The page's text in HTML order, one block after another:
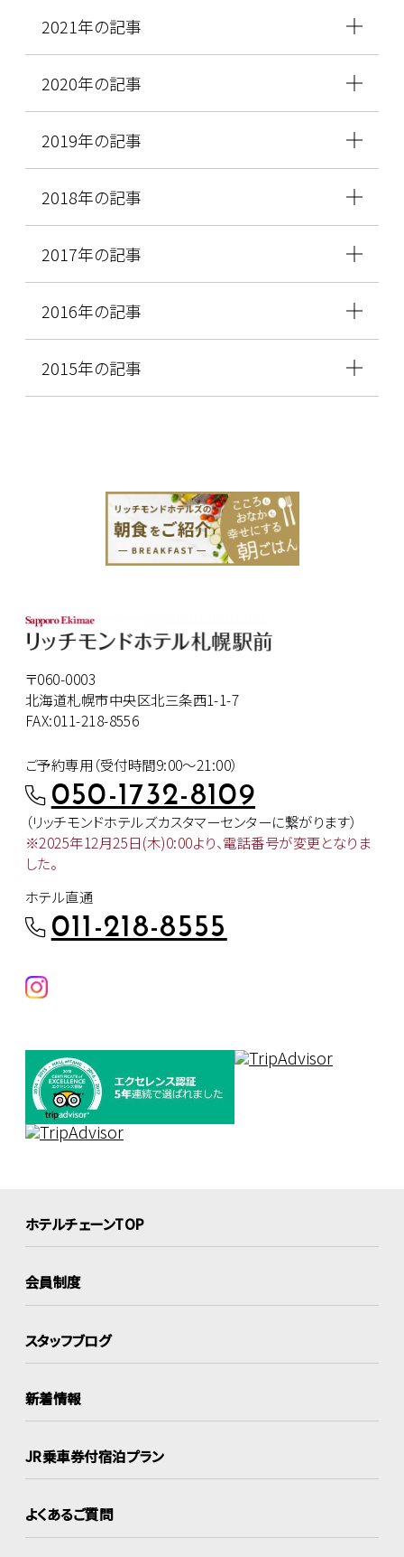
2021年の記事
2020年の記事
2019年の記事
2018年の記事
2017年の記事
2016年の記事
2015年の記事
〒060-0003
北海道札幌市中央区北三条西1-1-7
FAX:011-218-8556
ご予約専用（受付時間9:00～21:00）
050-1732-8109
（リッチモンドホテルズカスタマーセンターに繋がります）
※2025年12月25日(木)0:00より、電話番号が変更となりま
した。
ホテル直通
011-218-8555
ホテルチェーンTOP
会員制度
スタッフブログ
新着情報
JR乗車券付宿泊プラン
よくあるご質問